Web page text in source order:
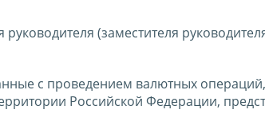
(заместителя
с проведением валютных операций,
Российской Федерации,